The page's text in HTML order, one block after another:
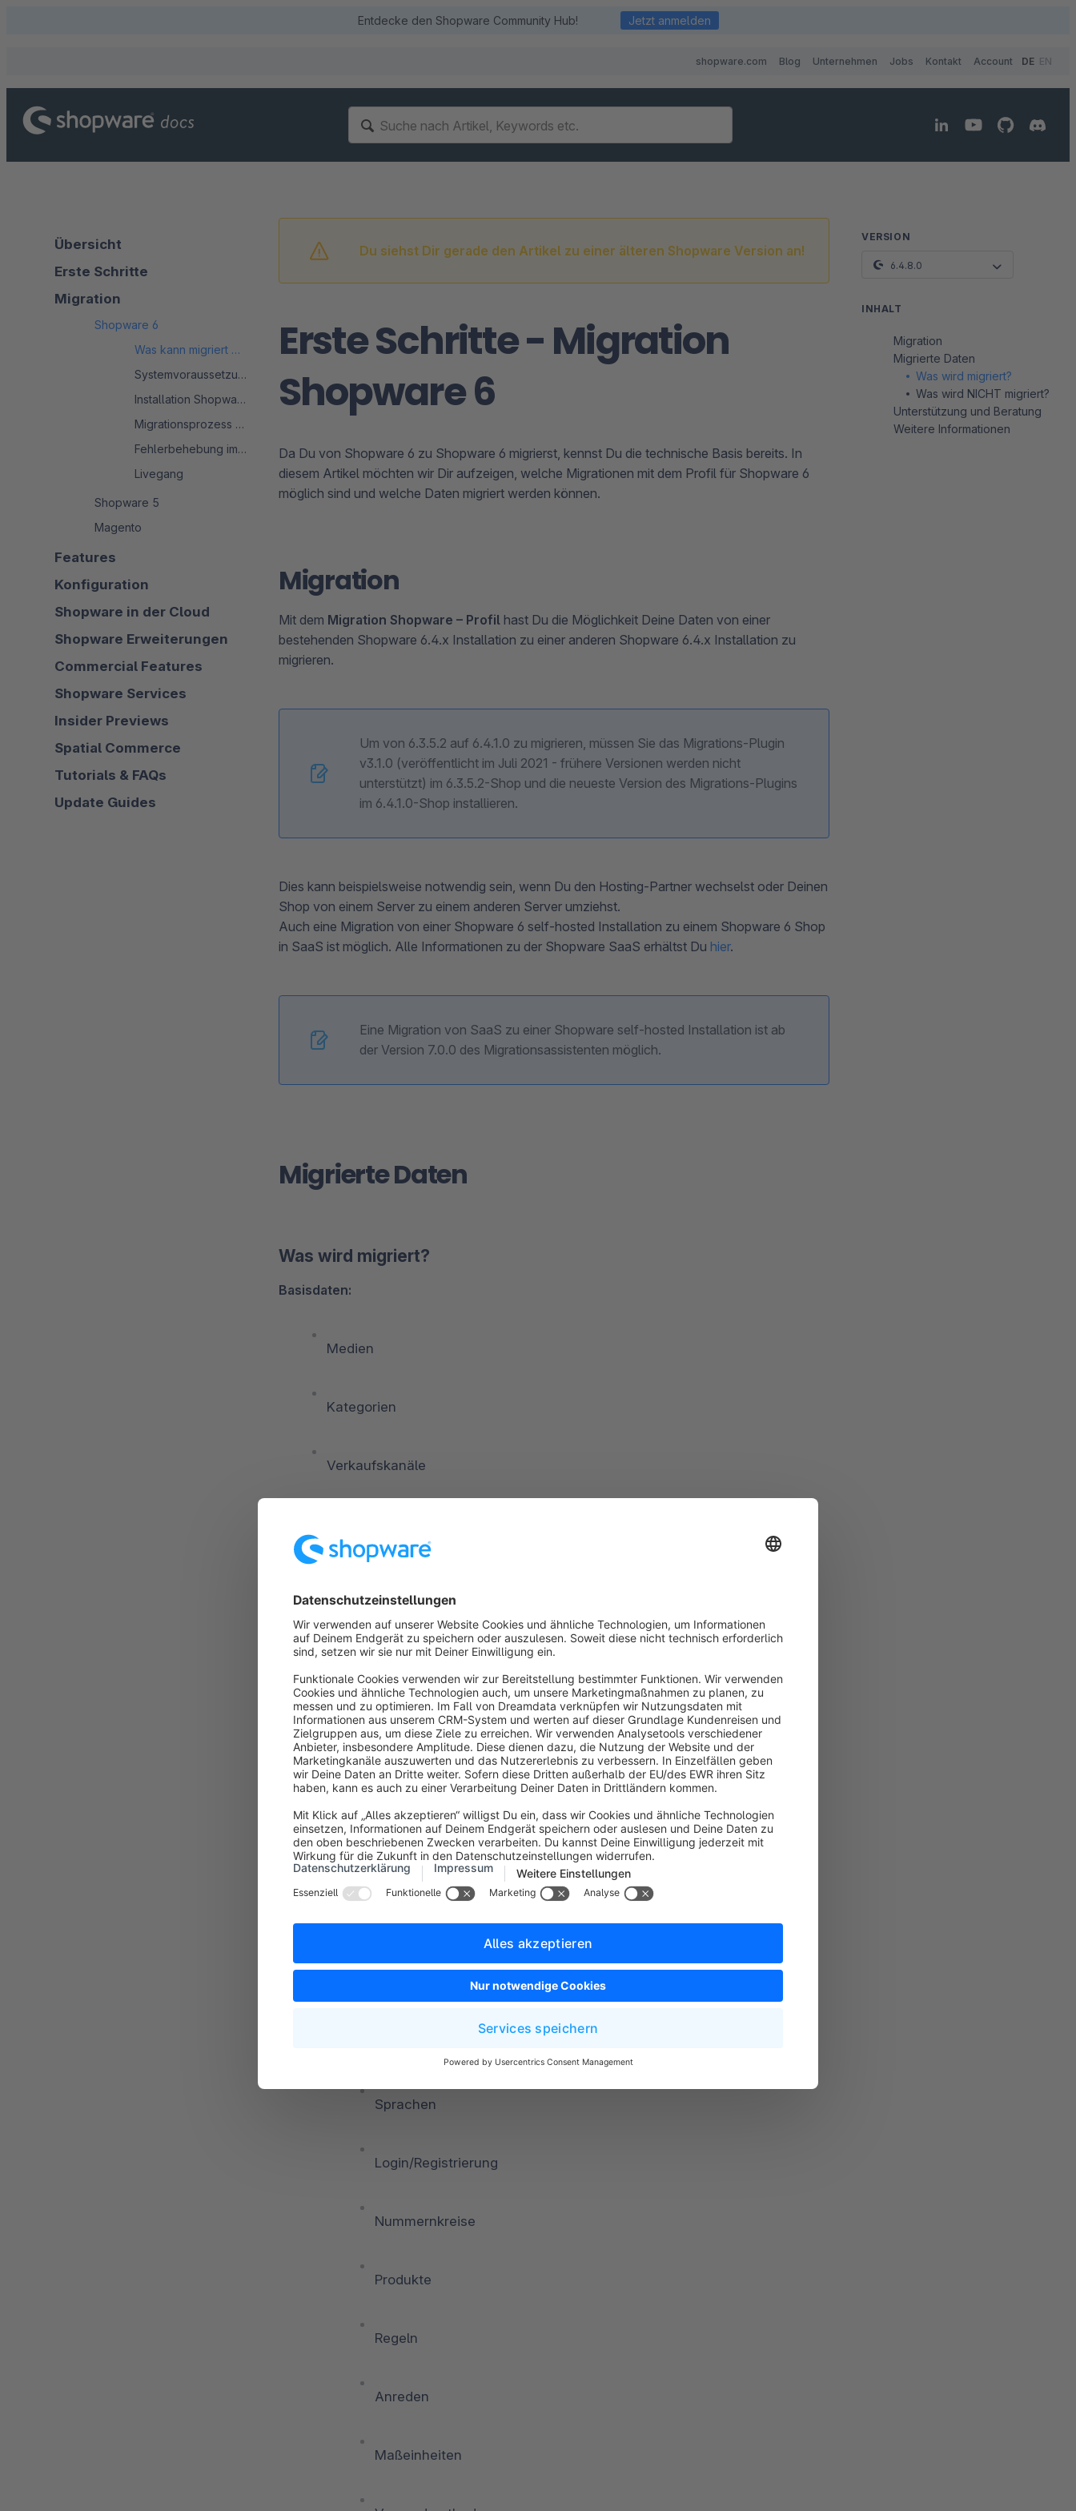
Entdecke den Shopware Community Hub! Jetzt anmelden
shopware.com Blog Unternehmen Jobs Kontakt Account DE EN
Übersicht
Erste Schritte
Migration
Shopware 6
Was kann migriert werden?
Systemvoraussetzungen
Installation Shopware 6
Migrationsprozess - Shopware 6
Fehlerbehebung im Migrationsprozess
Livegang
Shopware 5
Magento
Features
Konfiguration
Shopware in der Cloud
Shopware Erweiterungen
Commercial Features
Shopware Services
Insider Previews
Spatial Commerce
Tutorials & FAQs
Update Guides
Du siehst Dir gerade den Artikel zu einer älteren Shopware Version an!
Erste Schritte - Migration
Shopware 6
Da Du von Shopware 6 zu Shopware 6 migrierst, kennst Du die technische Basis bereits. In
diesem Artikel möchten wir Dir aufzeigen, welche Migrationen mit dem Profil für Shopware 6
möglich sind und welche Daten migriert werden können.
Migration
Mit dem Migration Shopware – Profil hast Du die Möglichkeit Deine Daten von einer
bestehenden Shopware 6.4.x Installation zu einer anderen Shopware 6.4.x Installation zu
migrieren.
Um von 6.3.5.2 auf 6.4.1.0 zu migrieren, müssen Sie das Migrations-Plugin
v3.1.0 (veröffentlicht im Juli 2021 - frühere Versionen werden nicht
unterstützt) im 6.3.5.2-Shop und die neueste Version des Migrations-Plugins
im 6.4.1.0-Shop installieren.
Dies kann beispielsweise notwendig sein, wenn Du den Hosting-Partner wechselst oder Deinen
Shop von einem Server zu einem anderen Server umziehst.
Auch eine Migration von einer Shopware 6 self-hosted Installation zu einem Shopware 6 Shop
in SaaS ist möglich. Alle Informationen zu der Shopware SaaS erhältst Du hier.
Eine Migration von SaaS zu einer Shopware self-hosted Installation ist ab
der Version 7.0.0 des Migrationsassistenten möglich.
Migrierte Daten
Was wird migriert?
Basisdaten:
Medien
Kategorien
Verkaufskanäle
Stammdaten
Warenkorb
Länder
Währungen
Kundengruppen
Sprachen
Login/Registrierung
Nummernkreise
Produkte
Regeln
Anreden
Maßeinheiten
VERSION
6.4.8.0
INHALT
Migration
Migrierte Daten
Was wird migriert?
Was wird NICHT migriert?
Unterstützung und Beratung
Weitere Informationen